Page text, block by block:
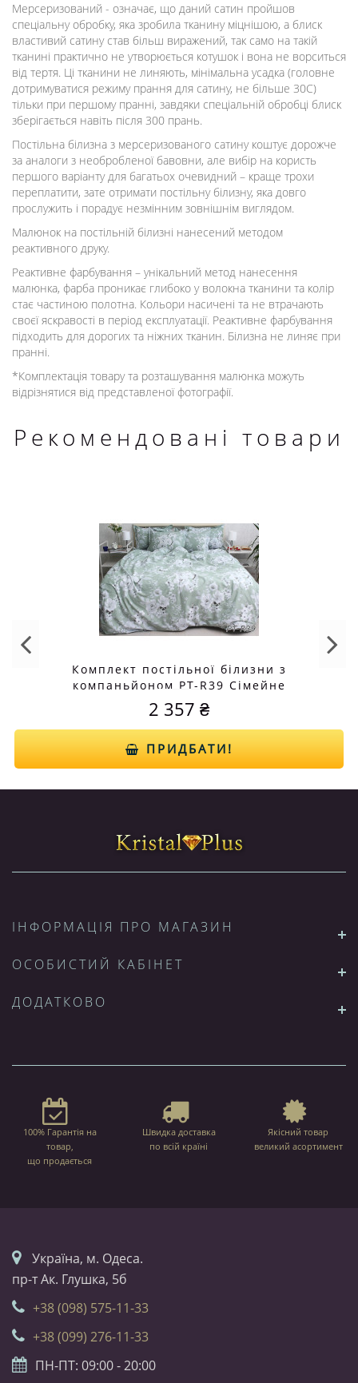
Мерсеризований - означає, що даний сатин пройшов
спеціальну обробку, яка зробила тканину міцнішою, а блиск
властивий сатину став більш виражений, так само на такій
тканині практично не утворюється котушок і вона не ворситься
від тертя. Ці тканини не линяють, мінімальна усадка (головне
дотримуватися режиму прання для сатину, не більше 30С)
тільки при першому пранні, завдяки спеціальній обробці блиск
зберігається навіть після 300 прань.
Постільна білизна з мерсеризованого сатину коштує дорожче
за аналоги з необробленої бавовни, але вибір на користь
першого варіанту для багатьох очевидний – краще трохи
переплатити, зате отримати постільну білизну, яка довго
прослужить і порадує незмінним зовнішнім виглядом.
Малюнок на постільній білизні нанесений методом
реактивного друку.
Реактивне фарбування – унікальний метод нанесення
малюнка, фарба проникає глибоко у волокна тканини та колір
стає частиною полотна. Кольори насичені та не втрачають
своєї яскравості в період експлуатації. Реактивне фарбування
підходить для дорогих та ніжних тканин. Білизна не линяє при
пранні.
*Комплектація товару та розташування малюнка можуть
відрізнятися від представленої фотографії.
Рекомендовані товари
Комплект постільної білизни з
компаньйоном PT-R39 Сімейне
2 357 ₴
ПРИДБАТИ!
ІНФОРМАЦІЯ ПРО МАГАЗИН
ОСОБИСТИЙ КАБІНЕТ
ДОДАТКОВО
100% Гарантія на
товар,
що продається
Швидка доставка
по всій країні
Якісний товар
великий асортимент
Українa, м. Одеса.
пр-т Ак. Глушка, 5б
+38 (098) 575-11-33
+38 (099) 276-11-33
ПН-ПТ: 09:00 - 20:00